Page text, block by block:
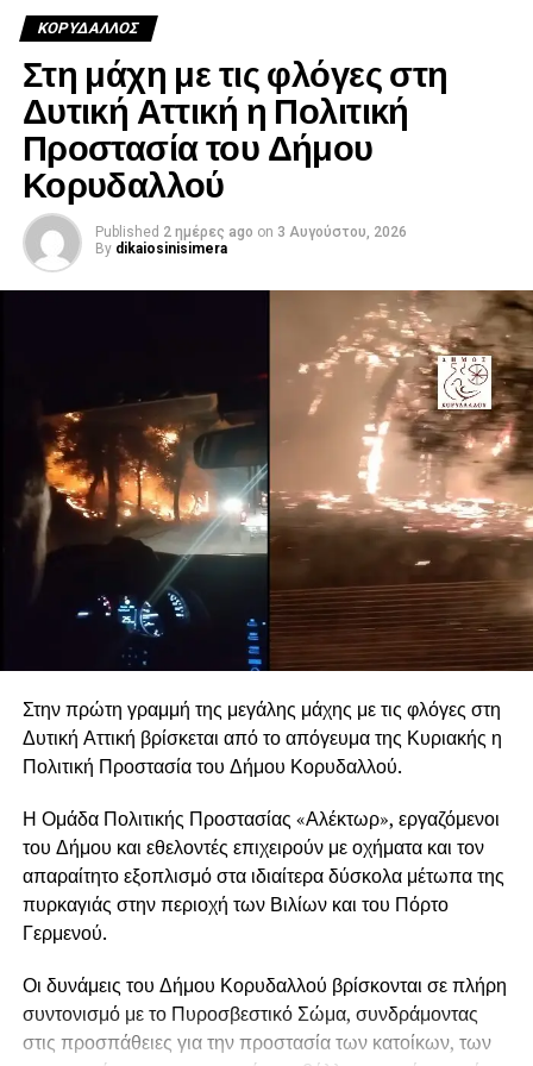
ΚΟΡΥΔΑΛΛΟΣ
Στη μάχη με τις φλόγες στη
Δυτική Αττική η Πολιτική
Προστασία του Δήμου
Κορυδαλλού
Published 2 ημέρες ago on 3 Αυγούστου, 2026
By dikaiosinisimera
Στην πρώτη γραμμή της μεγάλης μάχης με τις φλόγες στη
Δυτική Αττική βρίσκεται από το απόγευμα της Κυριακής η
Πολιτική Προστασία του Δήμου Κορυδαλλού.
Η Ομάδα Πολιτικής Προστασίας «Αλέκτωρ», εργαζόμενοι
του Δήμου και εθελοντές επιχειρούν με οχήματα και τον
απαραίτητο εξοπλισμό στα ιδιαίτερα δύσκολα μέτωπα της
πυρκαγιάς στην περιοχή των Βιλίων και του Πόρτο
Γερμενού.
Οι δυνάμεις του Δήμου Κορυδαλλού βρίσκονται σε πλήρη
συντονισμό με το Πυροσβεστικό Σώμα, συνδράμοντας
στις προσπάθειες για την προστασία των κατοίκων, των